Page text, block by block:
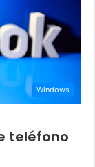
Windows
teléfono